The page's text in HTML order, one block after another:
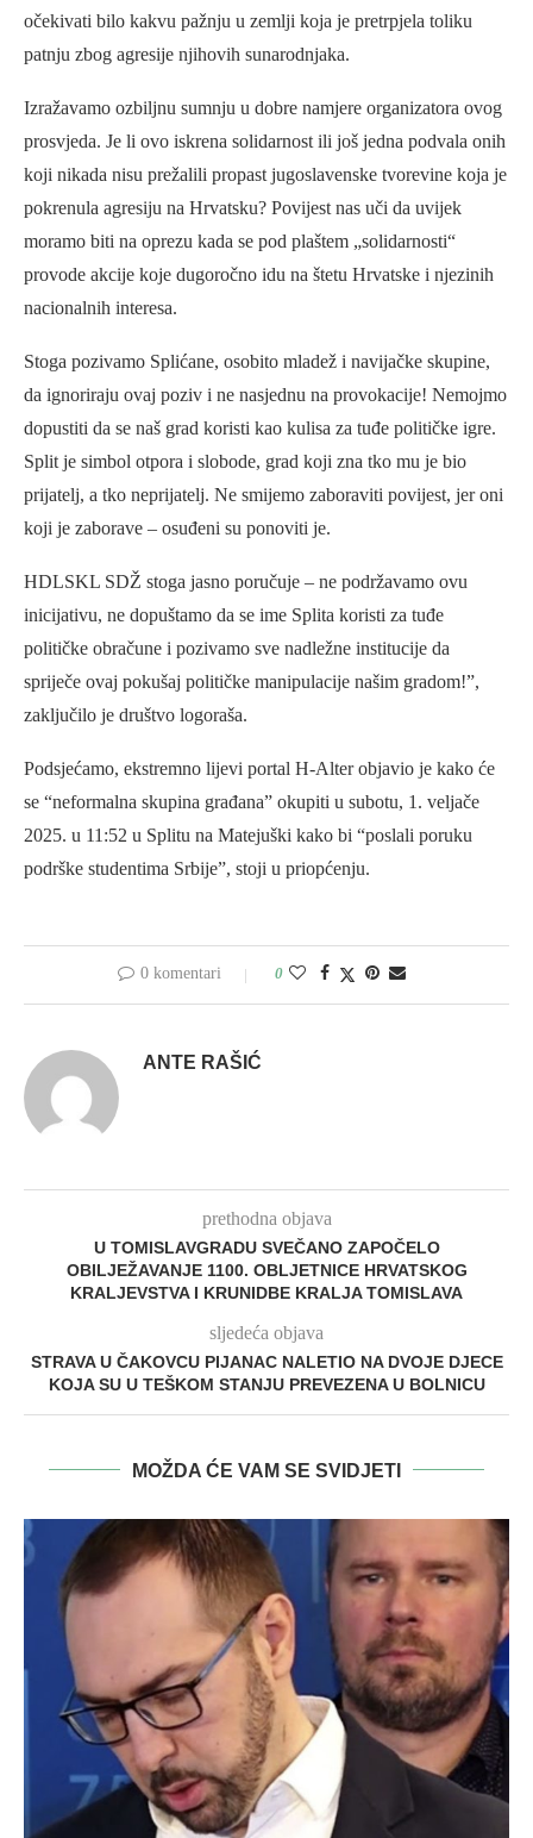
očekivati bilo kakvu pažnju u zemlji koja je pretrpjela toliku
patnju zbog agresije njihovih sunarodnjaka.
Izražavamo ozbiljnu sumnju u dobre namjere organizatora ovog
prosvjeda. Je li ovo iskrena solidarnost ili još jedna podvala onih
koji nikada nisu prežalili propast jugoslavenske tvorevine koja je
pokrenula agresiju na Hrvatsku? Povijest nas uči da uvijek
moramo biti na oprezu kada se pod plaštem „solidarnosti“
provode akcije koje dugoročno idu na štetu Hrvatske i njezinih
nacionalnih interesa.
Stoga pozivamo Splićane, osobito mladež i navijačke skupine,
da ignoriraju ovaj poziv i ne nasjednu na provokacije! Nemojmo
dopustiti da se naš grad koristi kao kulisa za tuđe političke igre.
Split je simbol otpora i slobode, grad koji zna tko mu je bio
prijatelj, a tko neprijatelj. Ne smijemo zaboraviti povijest, jer oni
koji je zaborave – osuđeni su ponoviti je.
HDLSKL SDŽ stoga jasno poručuje – ne podržavamo ovu
inicijativu, ne dopuštamo da se ime Splita koristi za tuđe
političke obračune i pozivamo sve nadležne institucije da
spriječe ovaj pokušaj političke manipulacije našim gradom!”,
zaključilo je društvo logoraša.
Podsjećamo, ekstremno lijevi portal H-Alter objavio je kako će
se “neformalna skupina građana” okupiti u subotu, 1. veljače
2025. u 11:52 u Splitu na Matejuški kako bi “poslali poruku
podrške studentima Srbije”, stoji u priopćenju.
0 komentari 0
ANTE RAŠIĆ
prethodna objava
U TOMISLAVGRADU SVEČANO ZAPOČELO
OBILJEŽAVANJE 1100. OBLJETNICE HRVATSKOG
KRALJEVSTVA I KRUNIDBE KRALJA TOMISLAVA
sljedeća objava
STRAVA U ČAKOVCU PIJANAC NALETIO NA DVOJE DJECE
KOJA SU U TEŠKOM STANJU PREVEZENA U BOLNICU
MOŽDA ĆE VAM SE SVIDJETI